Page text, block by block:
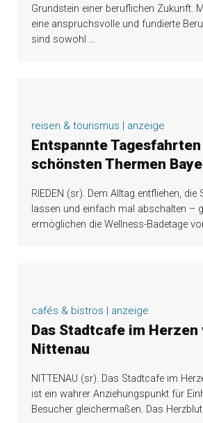
Grundstein einer beruflichen Zukunft.
eine anspruchsvolle und fundierte
sind sowohl …
reisen & tourismus | anzeige
Entspannte
schönsten Thermen
RIEDEN (sr). Dem Alltag entfliehen, die
lassen und einfach mal abschalten –
ermöglichen die Wellness-Badetage
cafés & bistros | anzeige
Das Stadtcafe im Herzen
Nittenau
NITTENAU (sr). Das Stadtcafe im
ist ein wahrer Anziehungspunkt für
Besucher gleichermaßen. Das